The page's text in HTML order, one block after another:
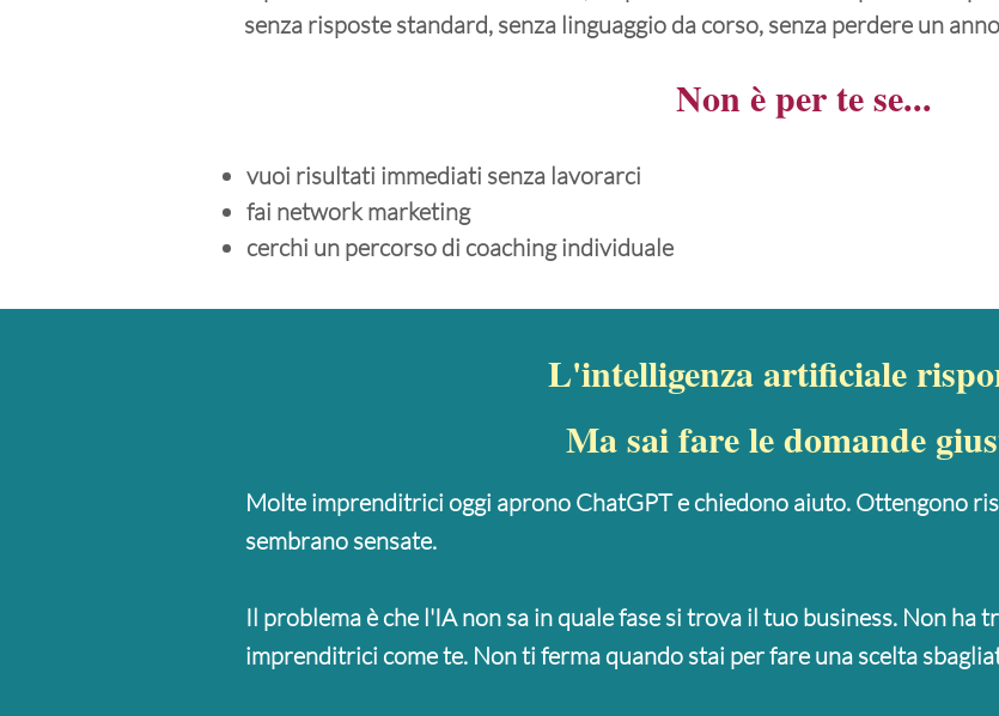
senza risposte standard, senza linguaggio da corso, senza perdere un
Non è per te se...
vuoi risultati immediati senza lavorarci
fai network marketing
cerchi un percorso di coaching individuale
L'intelligenza artificiale
Ma sai fare le domande
Molte imprenditrici oggi aprono ChatGPT e chiedono aiuto. Ottengono
sembrano sensate.
Il problema è che l'IA non sa in quale fase si trova il tuo business. Non ha
imprenditrici come te. Non ti ferma quando stai per fare una scelta